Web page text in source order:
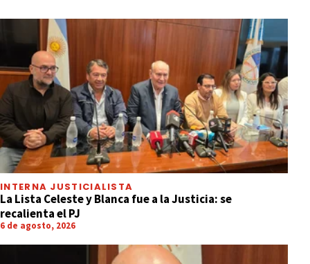
INTERNA JUSTICIALISTA
La Lista Celeste y Blanca fue a la Justicia: se
recalienta el PJ
6 de agosto, 2026